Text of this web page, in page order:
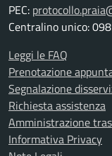
PEC:
Centralino unico:
Leggi le FAQ
Prenotazione
Segnalazione
Richiesta assistenza
Amministrazione
Informativa Privacy